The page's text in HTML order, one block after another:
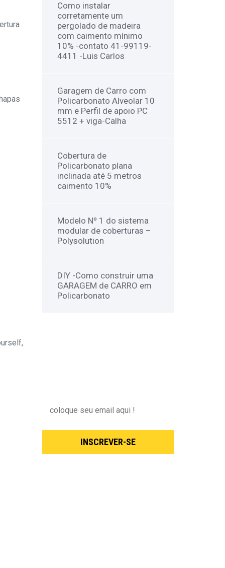
Como instalar
corretamente um
pergolado de madeira
com caimento mínimo
10% -contato 41-99119-
4411 -Luis Carlos
Garagem de Carro com
Policarbonato Alveolar 10
mm e Perfil de apoio PC
5512 + viga-Calha
Cobertura de
Policarbonato plana
inclinada até 5 metros
caimento 10%
Modelo Nº 1 do sistema
modular de coberturas –
Polysolution
DIY -Como construir uma
GARAGEM de CARRO em
Policarbonato
INSCREVER-SE